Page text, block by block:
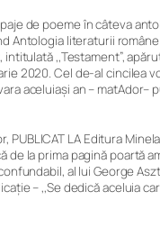
de poeme în câteva
Antologia literaturii
intitulată ,,Testament”,
2020. Cel de-al cincilea
aceluiași an – matAdor–
PUBLICAT LA Editura
de la prima pagină poartă
al lui George
– ,,Se dedică aceluia